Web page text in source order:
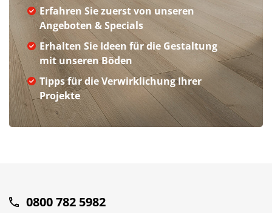
Erfahren Sie zuerst von unseren
Angeboten & Specials
Erhalten Sie Ideen für die Gestaltung
mit unseren Böden
Tipps für die Verwirklichung Ihrer
Projekte
0800 782 5982